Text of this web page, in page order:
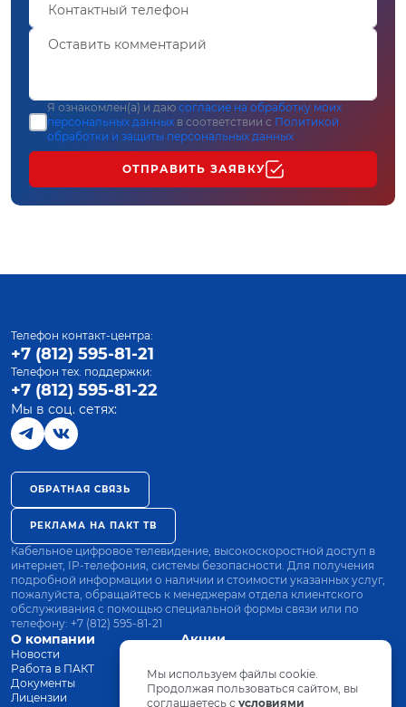
Я ознакомлен(а) и даю согласие на обработку моих
персональных данных в соответствии с Политикой
обработки и защиты персональных данных
ОТПРАВИТЬ ЗАЯВКУ
О компании
Новости
Работа в ПАКТ
Документы
Лицензии
Акции
Оплата
Оборудование
Телефон контакт-центра:
+7 (812) 595-81-21
Телефон тех. поддержки:
+7 (812) 595-81-22
Мы в соц. сетях:
ОБРАТНАЯ СВЯЗЬ
РЕКЛАМА НА ПАКТ ТВ
Кабельное цифровое телевидение, высокоскоростной доступ в
интернет, IP-телефония, системы безопасности. Для получения
подробной информации о наличии и стоимости указанных услуг,
пожалуйста, обращайтесь к менеджерам отдела клиентского
обслуживания с помощью специальной формы связи или по
телефону: +7 (812) 595-81-21
Мы используем файлы cookie.
Продолжая пользоваться сайтом, вы
соглашаетесь с условиями